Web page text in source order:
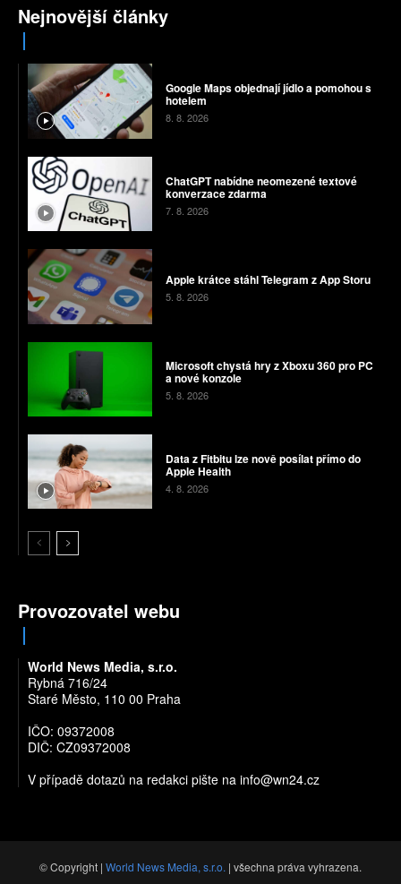
Nejnovější články
Google Maps objednají jídlo a pomohou s
hotelem
8. 8. 2026
ChatGPT nabídne neomezené textové
konverzace zdarma
7. 8. 2026
Apple krátce stáhl Telegram z App Storu
5. 8. 2026
Microsoft chystá hry z Xboxu 360 pro PC
a nové konzole
5. 8. 2026
Data z Fitbitu lze nově posílat přímo do
Apple Health
4. 8. 2026
Provozovatel webu
World News Media, s.r.o.
Rybná 716/24
Staré Město, 110 00 Praha
IČO: 09372008
DIČ: CZ09372008
V případě dotazů na redakci pište na info@wn24.cz
© Copyright | World News Media, s.r.o. | všechna práva vyhrazena.